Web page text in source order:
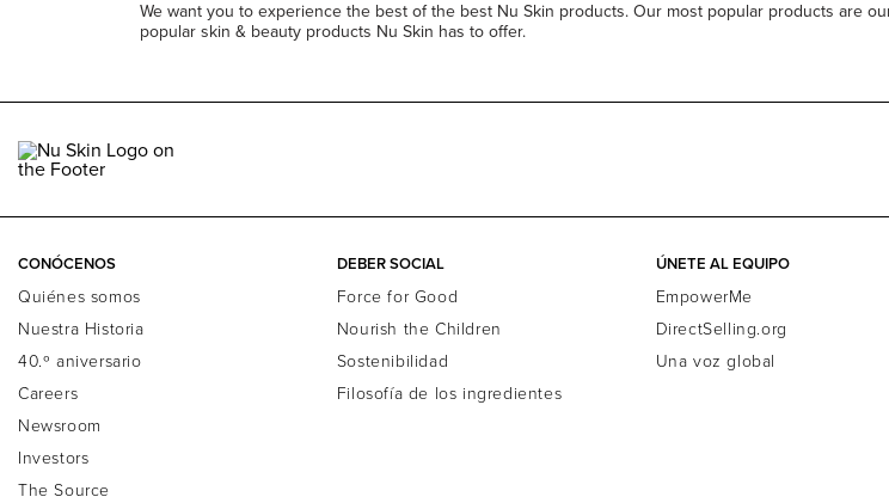
We want you to experience the best of the best Nu Skin products. Our most popular products are
popular skin & beauty products Nu Skin has to offer.
CONÓCENOS
Quiénes somos
Nuestra Historia
40.º aniversario
Careers
Newsroom
Investors
The Source
DEBER SOCIAL
Force for Good
Nourish the Children
Sostenibilidad
Filosofía de los ingredientes
ÚNETE AL EQUIPO
EmpowerMe
DirectSelling.org
Una voz global